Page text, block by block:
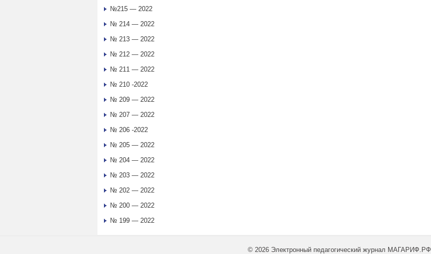
№215 — 2022
№ 214 — 2022
№ 213 — 2022
№ 212 — 2022
№ 211 — 2022
№ 210 -2022
№ 209 — 2022
№ 207 — 2022
№ 206 -2022
№ 205 — 2022
№ 204 — 2022
№ 203 — 2022
№ 202 — 2022
№ 200 — 2022
№ 199 — 2022
© 2026 Электронный педагогический журнал МАГАРИФ.РФ